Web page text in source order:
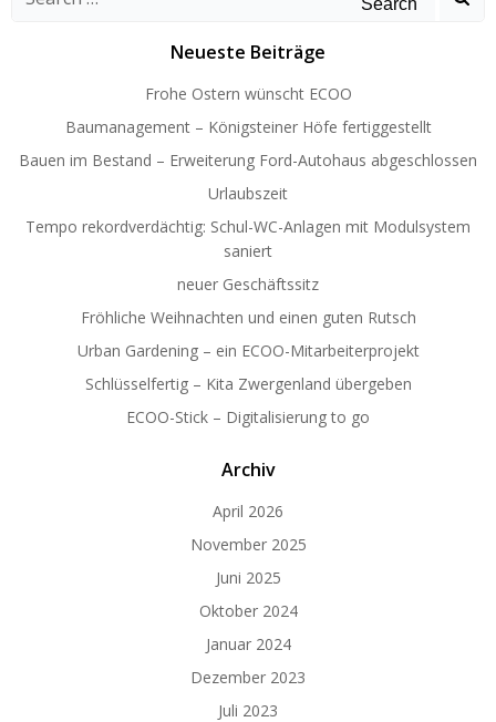
Neueste Beiträge
Frohe Ostern wünscht ECOO
Baumanagement – Königsteiner Höfe fertiggestellt
Bauen im Bestand – Erweiterung Ford-Autohaus abgeschlossen
Urlaubszeit
Tempo rekordverdächtig: Schul-WC-Anlagen mit Modulsystem
saniert
neuer Geschäftssitz
Fröhliche Weihnachten und einen guten Rutsch
Urban Gardening – ein ECOO-Mitarbeiterprojekt
Schlüsselfertig – Kita Zwergenland übergeben
ECOO-Stick – Digitalisierung to go
Archiv
April 2026
November 2025
Juni 2025
Oktober 2024
Januar 2024
Dezember 2023
Juli 2023